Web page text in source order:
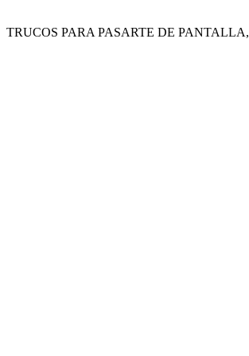
TRUCOS PARA PASARTE DE PANTALLA,